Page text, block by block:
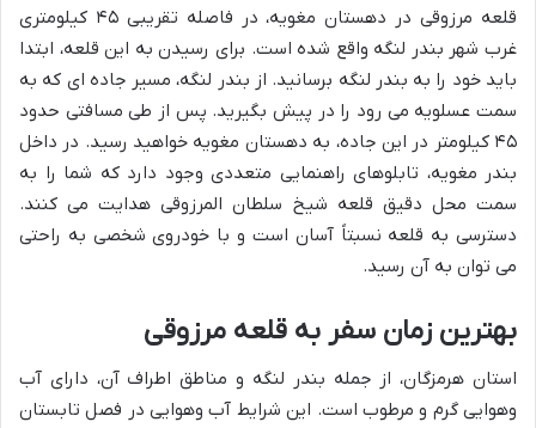
قلعه مرزوقی در دهستان مغویه، در فاصله تقریبی ۴۵ کیلومتری
غرب شهر بندر لنگه واقع شده است. برای رسیدن به این قلعه، ابتدا
باید خود را به بندر لنگه برسانید. از بندر لنگه، مسیر جاده ای که به
سمت عسلویه می رود را در پیش بگیرید. پس از طی مسافتی حدود
۴۵ کیلومتر در این جاده، به دهستان مغویه خواهید رسید. در داخل
بندر مغویه، تابلوهای راهنمایی متعددی وجود دارد که شما را به
سمت محل دقیق قلعه شیخ سلطان المرزوقی هدایت می کنند.
دسترسی به قلعه نسبتاً آسان است و با خودروی شخصی به راحتی
می توان به آن رسید.
بهترین زمان سفر به قلعه مرزوقی
استان هرمزگان، از جمله بندر لنگه و مناطق اطراف آن، دارای آب
وهوایی گرم و مرطوب است. این شرایط آب وهوایی در فصل تابستان